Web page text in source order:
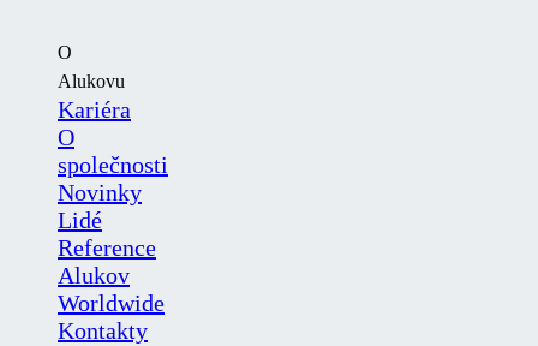
O
Alukovu
Kariéra
O
společnosti
Novinky
Lidé
Reference
Alukov
Worldwide
Kontakty